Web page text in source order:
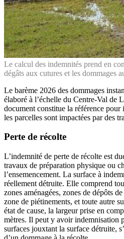
Le calcul des indemnités prend en
dégâts aux cutures et les dommages
Le barème 2026 des dommages
élaboré à l’échelle du Centre-Val de
document constitue la référence
les parcelles sont impactées par des
Perte de récolte
L’indemnité de perte de récolte est
travaux de préparation physique ou
l’ensemencement. La surface à
réellement détruite. Elle comprend
zones aménagées, zones de dépôts
zone de piétinements, et toute autre
état de cause, la largeur prise en
mètres. Il peut y avoir indemnisation
surfaces jouxtant la surface détruite,